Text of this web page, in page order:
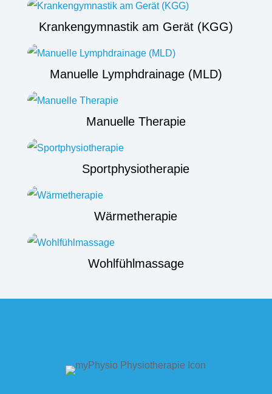
Krankengymnastik am Gerät (KGG)
Manuelle Lymphdrainage (MLD)
Manuelle Therapie
Sportphysiotherapie
Wärmetherapie
Wohlfühlmassage